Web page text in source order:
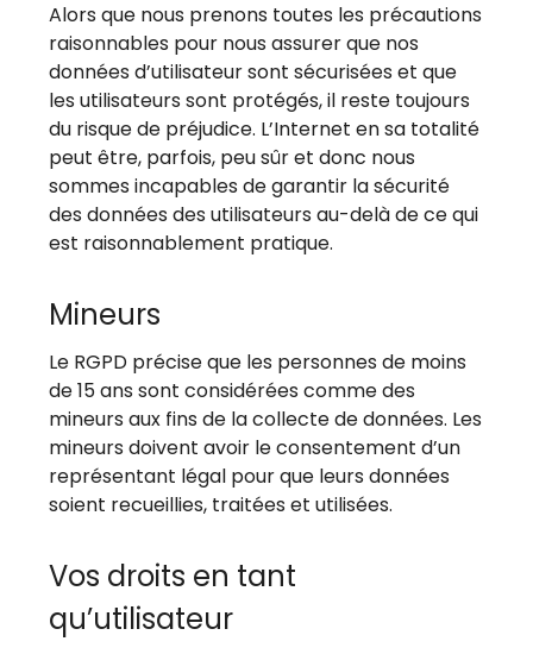
Alors que nous prenons toutes les précautions
raisonnables pour nous assurer que nos
données d’utilisateur sont sécurisées et que
les utilisateurs sont protégés, il reste toujours
du risque de préjudice. L’Internet en sa totalité
peut être, parfois, peu sûr et donc nous
sommes incapables de garantir la sécurité
des données des utilisateurs au-delà de ce qui
est raisonnablement pratique.
Mineurs
Le RGPD précise que les personnes de moins
de 15 ans sont considérées comme des
mineurs aux fins de la collecte de données. Les
mineurs doivent avoir le consentement d’un
représentant légal pour que leurs données
soient recueillies, traitées et utilisées.
Vos droits en tant
qu’utilisateur